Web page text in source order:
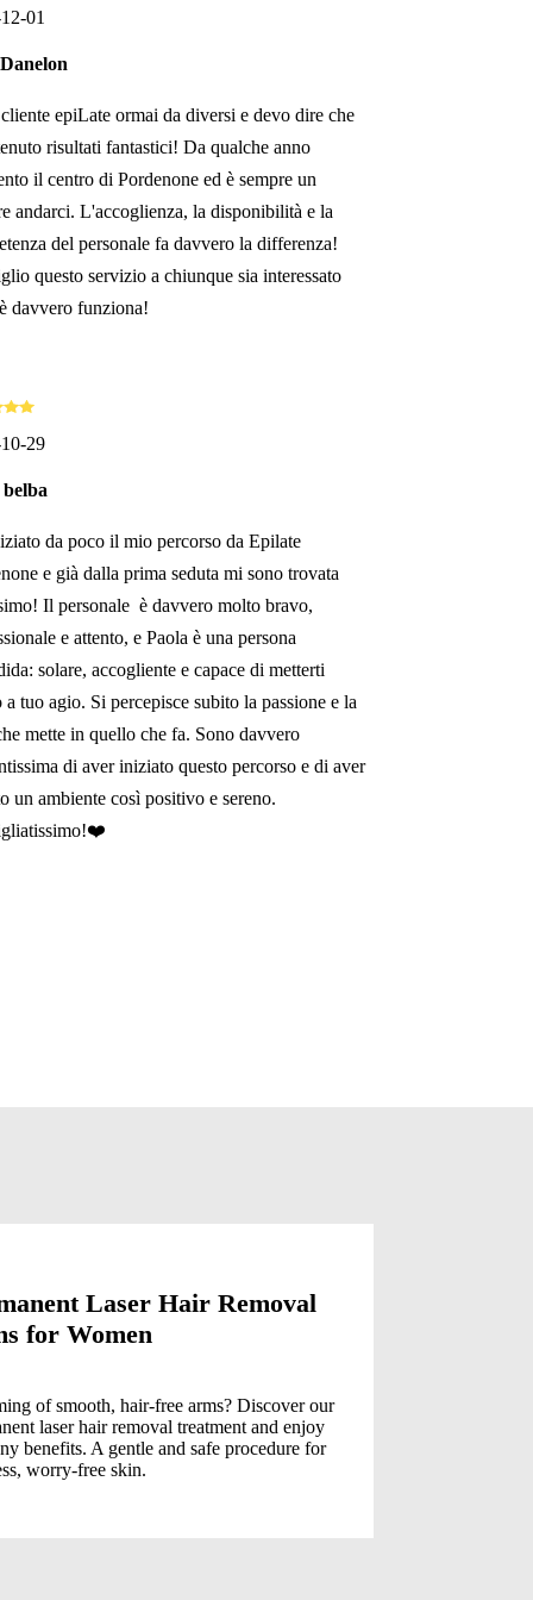
01
epiLate ormai da diversi e devo dire che
risultati fantastici! Da qualche anno
il centro di Pordenone ed è sempre un
andarci. L'accoglienza, la disponibilità e la
del personale fa davvero la differenza!
questo servizio a chiunque sia interessato
davvero funziona!
29
belba
da poco il mio percorso da Epilate
e già dalla prima seduta mi sono trovata
Il personale è davvero molto bravo,
e attento, e Paola è una persona
solare, accogliente e capace di metterti
a tuo agio. Si percepisce subito la passione e la
mette in quello che fa. Sono davvero
di aver iniziato questo percorso e di aver
un ambiente così positivo e sereno.
Laser Hair Removal
for Women
of smooth, hair-free arms? Discover our
laser hair removal treatment and enjoy
benefits. A gentle and safe procedure for
worry-free skin.